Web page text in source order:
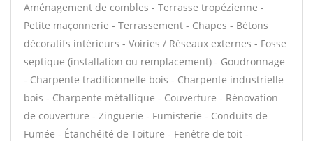
Aménagement de combles - Terrasse tropézienne -
Petite maçonnerie - Terrassement - Chapes - Bétons
décoratifs intérieurs - Voiries / Réseaux externes - Fosse
septique (installation ou remplacement) - Goudronnage
- Charpente traditionnelle bois - Charpente industrielle
bois - Charpente métallique - Couverture - Rénovation
de couverture - Zinguerie - Fumisterie - Conduits de
Fumée - Étanchéité de Toiture - Fenêtre de toit -